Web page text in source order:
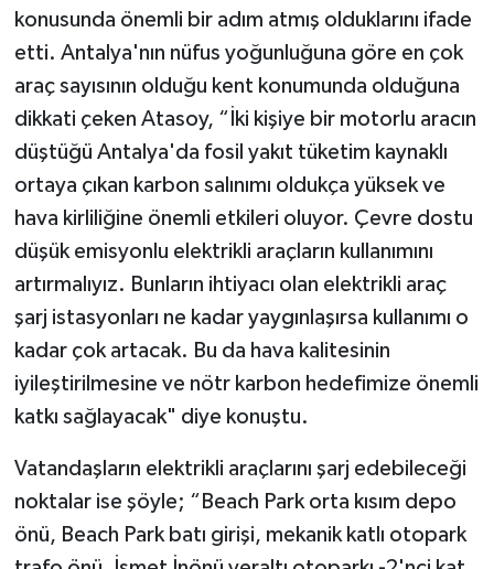
konusunda önemli bir adım atmış olduklarını ifade
etti. Antalya'nın nüfus yoğunluğuna göre en çok
araç sayısının olduğu kent konumunda olduğuna
dikkati çeken Atasoy, “İki kişiye bir motorlu aracın
düştüğü Antalya'da fosil yakıt tüketim kaynaklı
ortaya çıkan karbon salınımı oldukça yüksek ve
hava kirliliğine önemli etkileri oluyor. Çevre dostu
düşük emisyonlu elektrikli araçların kullanımını
artırmalıyız. Bunların ihtiyacı olan elektrikli araç
şarj istasyonları ne kadar yaygınlaşırsa kullanımı o
kadar çok artacak. Bu da hava kalitesinin
iyileştirilmesine ve nötr karbon hedefimize önemli
katkı sağlayacak" diye konuştu.
Vatandaşların elektrikli araçlarını şarj edebileceği
noktalar ise şöyle; “Beach Park orta kısım depo
önü, Beach Park batı girişi, mekanik katlı otopark